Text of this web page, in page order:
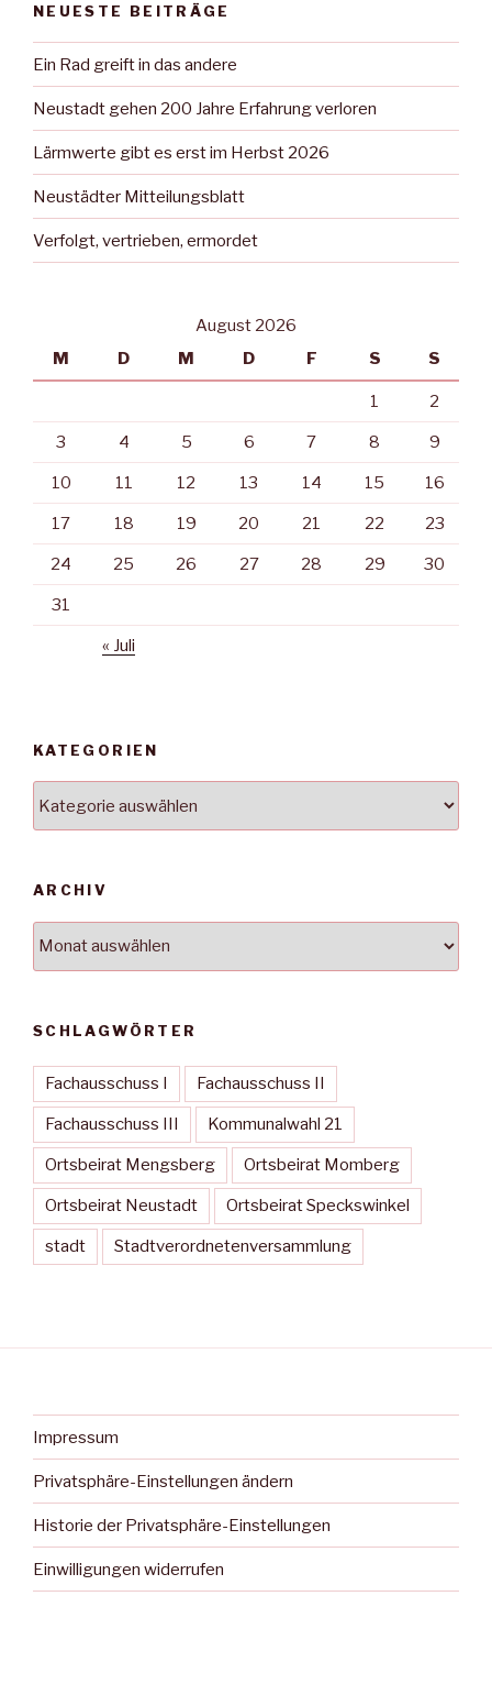
NEUESTE BEITRÄGE
Ein Rad greift in das andere
Neustadt gehen 200 Jahre Erfahrung verloren
Lärmwerte gibt es erst im Herbst 2026
Neustädter Mitteilungsblatt
Verfolgt, vertrieben, ermordet
August 2026
M
D M D F S S
1 2
3 4 5 6 7 8 9
10 11 12 13 14 15 16
17 18 19 20 21 22 23
24 25 26 27 28 29 30
31
« Juli
KATEGORIEN
ARCHIV
SCHLAGWÖRTER
Fachausschuss I Fachausschuss II
Fachausschuss III Kommunalwahl 21
Ortsbeirat Mengsberg Ortsbeirat Momberg
Ortsbeirat Neustadt Ortsbeirat Speckswinkel
stadt Stadtverordnetenversammlung
Impressum
Privatsphäre-Einstellungen ändern
Historie der Privatsphäre-Einstellungen
Einwilligungen widerrufen